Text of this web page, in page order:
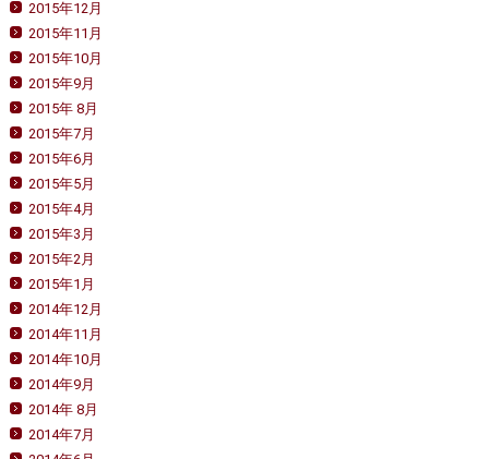
2015年12月
2015年11月
2015年10月
2015年9月
2015年 8月
2015年7月
2015年6月
2015年5月
2015年4月
2015年3月
2015年2月
2015年1月
2014年12月
2014年11月
2014年10月
2014年9月
2014年 8月
2014年7月